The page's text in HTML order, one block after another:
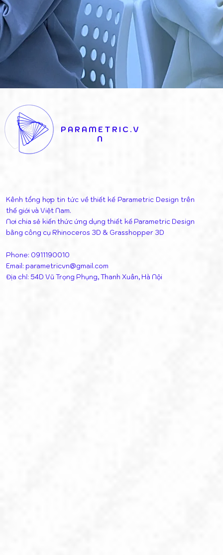
PARAMETRIC.V
N
Kênh tổng hợp tin tức về thiết kế Parametric Design trên
thế giới và Việt Nam.
Nơi chia sẻ kiến thức ứng dụng thiết kế Parametric Design
bằng công cụ Rhinoceros 3D & Grasshopper 3D
Phone: 0911190010
Email: parametricvn@gmail.com
Địa chỉ: 54D Vũ Trọng Phụng, Thanh Xuân, Hà Nội